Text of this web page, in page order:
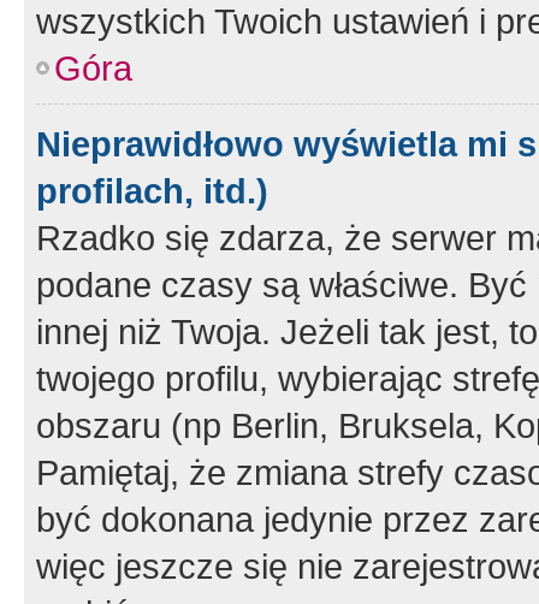
wszystkich Twoich ustawień i
Góra
Nieprawidłowo wyświetla mi
profilach, itd.)
Rzadko się zdarza, że serwer
podane czasy są właściwe.
innej niż Twoja. Jeżeli tak jest,
twojego profilu, wybierając
obszaru (np Berlin, Bruksela,
Pamiętaj, że zmiana strefy
być dokonana jedynie przez
więc jeszcze się nie